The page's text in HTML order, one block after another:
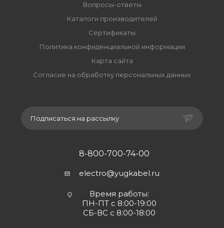
Вопросы-ответы
Каталоги производителей
Сертификаты
Политика конфиденциальной информации
Карта сайта
Согласие на обработку персональных данных
Подписаться на рассылку
8-800-700-74-00
electro@yugkabel.ru
Время работы:
ПН-ПТ с 8:00-19:00
СБ-ВС с 8:00-18:00